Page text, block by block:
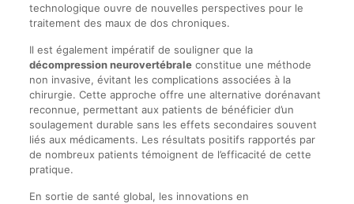
technologique ouvre de nouvelles perspectives pour le
traitement des maux de dos chroniques.
Il est également impératif de souligner que la
décompression neurovertébraleconstitue une méthode
non invasive, évitant les complications associées à la
chirurgie. Cette approche offre une alternative dorénavant
reconnue, permettant aux patients de bénéficier d’un
soulagement durable sans les effets secondaires souvent
liés aux médicaments. Les résultats positifs rapportés par
de nombreux patients témoignent de l’efficacité de cette
pratique.
En sortie de santé global, les innovations en